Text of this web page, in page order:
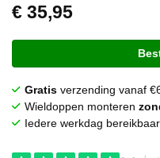
€ 35,95
Gratis verzending vanaf
Wieldoppen monteren
Iedere werkdag